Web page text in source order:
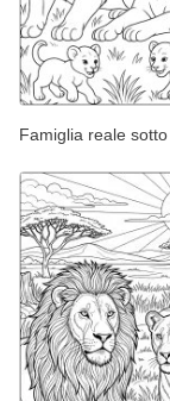
Famiglia reale